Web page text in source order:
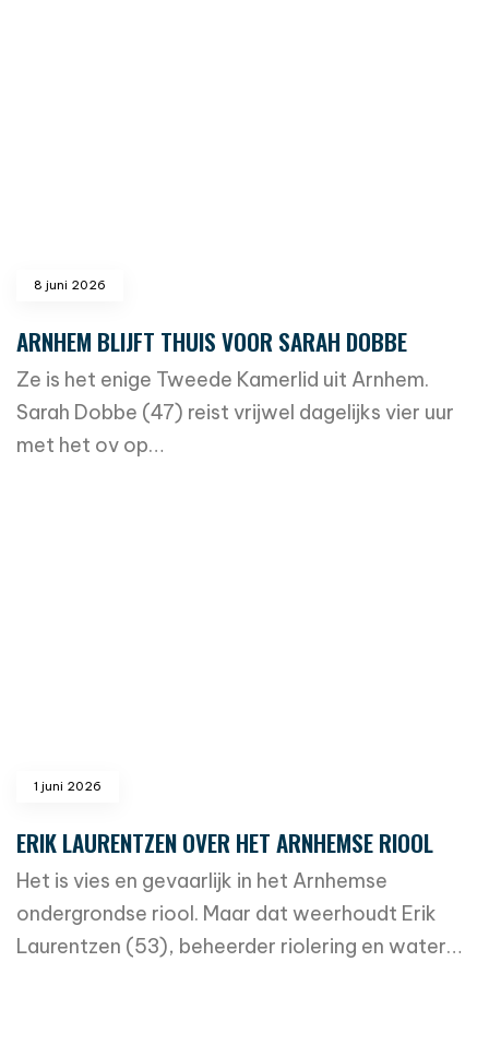
8 juni 2026
ARNHEM BLIJFT THUIS VOOR SARAH DOBBE
Ze is het enige Tweede Kamerlid uit Arnhem.
Sarah Dobbe (47) reist vrijwel dagelijks vier uur
met het ov op…
1 juni 2026
ERIK LAURENTZEN OVER HET ARNHEMSE RIOOL
Het is vies en gevaarlijk in het Arnhemse
ondergrondse riool. Maar dat weerhoudt Erik
Laurentzen (53), beheerder riolering en water…